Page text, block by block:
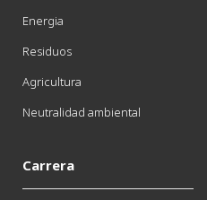
Energia
Residuos
Agricultura
Neutralidad ambiental
Carrera